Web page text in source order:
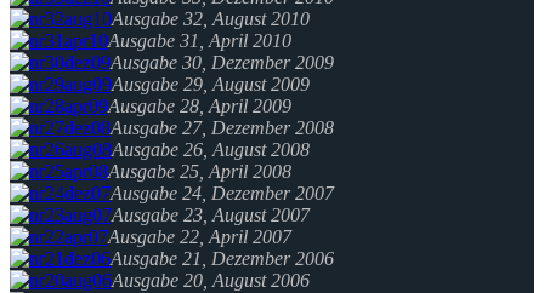
Ausgabe 32, August 2010
Ausgabe 31, April 2010
Ausgabe 30, Dezember 2009
Ausgabe 29, August 2009
Ausgabe 28, April 2009
Ausgabe 27, Dezember 2008
Ausgabe 26, August 2008
Ausgabe 25, April 2008
Ausgabe 24, Dezember 2007
Ausgabe 23, August 2007
Ausgabe 22, April 2007
Ausgabe 21, Dezember 2006
Ausgabe 20, August 2006